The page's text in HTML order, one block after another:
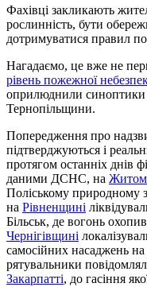
Фахівці закликають
рослинність, бути
дотримуватися правил
Нагадаємо, це вже не
рівень пожежної
оприлюднили синоптики
Тернопільщини.
Попередження про
підтверджуються і
протягом останніх днів
даними ДСНС, на
Поліському природному
на Рівненщині
Більськ, де вогонь
Чернігівщині
самосійних насаджень
рятувальники
Закарпатті, до гасіння